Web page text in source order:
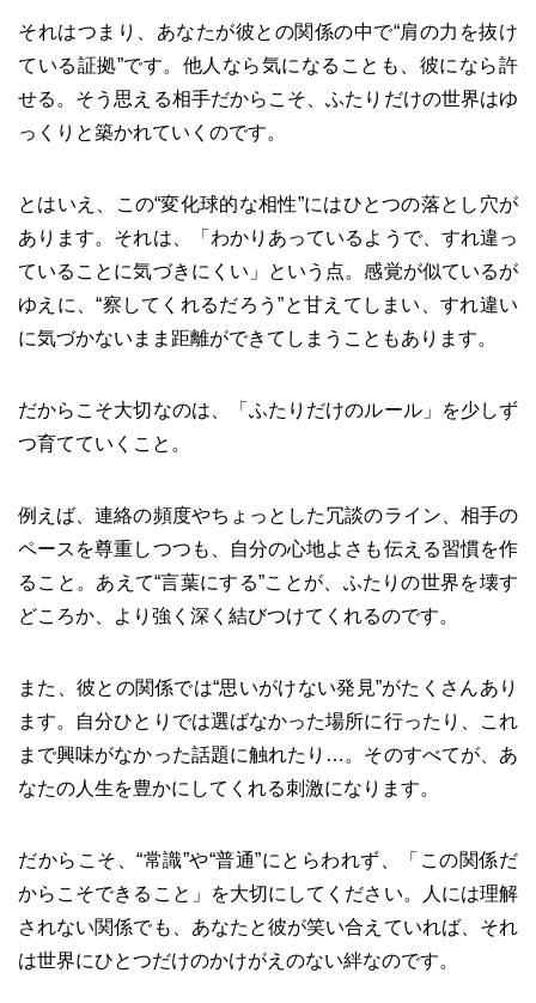
それはつまり、あなたが彼との関係の中で“肩の力を抜け
ている証拠”です。他人なら気になることも、彼になら許
せる。そう思える相手だからこそ、ふたりだけの世界はゆ
っくりと築かれていくのです。
とはいえ、この“変化球的な相性”にはひとつの落とし穴が
あります。それは、「わかりあっているようで、すれ違っ
ていることに気づきにくい」という点。感覚が似ているが
ゆえに、“察してくれるだろう”と甘えてしまい、すれ違い
に気づかないまま距離ができてしまうこともあります。
だからこそ大切なのは、「ふたりだけのルール」を少しず
つ育てていくこと。
例えば、連絡の頻度やちょっとした冗談のライン、相手の
ペースを尊重しつつも、自分の心地よさも伝える習慣を作
ること。あえて“言葉にする”ことが、ふたりの世界を壊す
どころか、より強く深く結びつけてくれるのです。
また、彼との関係では“思いがけない発見”がたくさんあり
ます。自分ひとりでは選ばなかった場所に行ったり、これ
まで興味がなかった話題に触れたり…。そのすべてが、あ
なたの人生を豊かにしてくれる刺激になります。
だからこそ、“常識”や“普通”にとらわれず、「この関係だ
からこそできること」を大切にしてください。人には理解
されない関係でも、あなたと彼が笑い合えていれば、それ
は世界にひとつだけのかけがえのない絆なのです。